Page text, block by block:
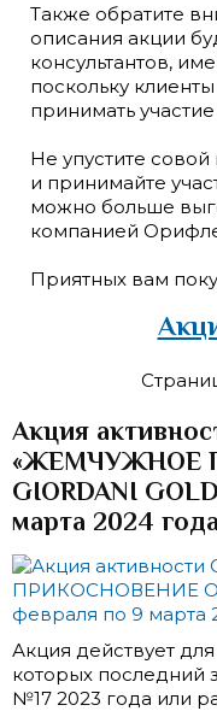
Также обратите
описания акции
консультантов,
поскольку
принимать
Не упустите
и принимайте
можно больше
компанией
Приятных вам
Акция
«ЖЕМЧУЖНОЕ
GIORDANI
марта 2024
Акция действует
которых последний
№17 2023 года или